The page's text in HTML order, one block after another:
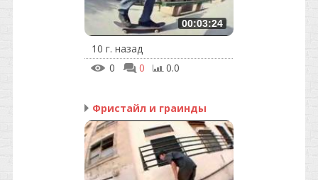
00:03:24
10 г. назад
0
0 0.0
Фристайл и граинды